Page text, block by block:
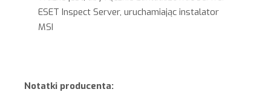
ESET Inspect Server, uruchamiając instalator
MSI
Notatki producenta: